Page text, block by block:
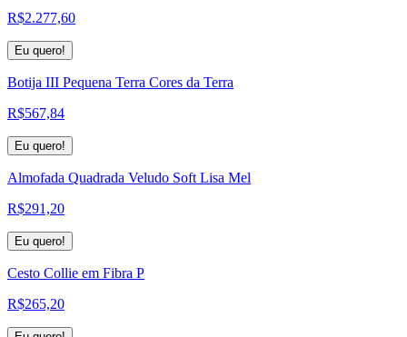
R$2.277,60
Eu quero!
Botija III Pequena Terra Cores da Terra
R$567,84
Eu quero!
Almofada Quadrada Veludo Soft Lisa Mel
R$291,20
Eu quero!
Cesto Collie em Fibra P
R$265,20